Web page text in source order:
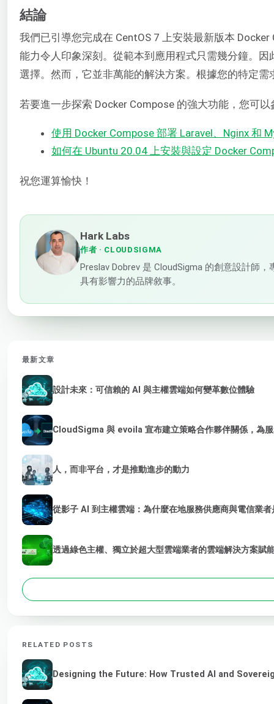
結論
我們已引導您完成在 CentOS 7 上安裝最新版本
能力令人印象深刻。從範本到應用程式只需幾分鐘。
選擇。然而，它並非萬能的解決方案。根據您的特定
若要進一步探索 Docker Compose 的強大功能，您可
使用 Docker Compose 部署 Laravel、Nginx 和
如何在 Ubuntu 20.04 上安裝與設定 Docker
祝您運算愉快！
Hark Labs
作者 · CLOUDSIGMA
Preslav Dobrev 是 CloudSigma 的創意設計師
具有影響力的品牌敘事。
最新文章
設計未來：可信賴的 AI 與主權雲端如何變革數位體驗
CloudSigma 與 evoila 宣布建立策略合作夥伴關係，為
人，而非平台，才是推動進步的動力
從影子 AI 到主權雲端：為什麼在地服務供應商與電信業
透過綠色主權、獨立於超大型雲端業者的雲端解決方案賦
RELATED POSTS
Designing the Future: How Trusted AI and